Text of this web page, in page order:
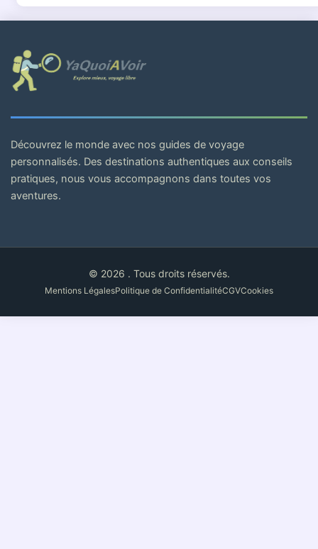
Découvrez le monde avec nos guides de voyage
personnalisés. Des destinations authentiques aux conseils
pratiques, nous vous accompagnons dans toutes vos
aventures.
© 2026 . Tous droits réservés.
Mentions LégalesPolitique de ConfidentialitéCGVCookies